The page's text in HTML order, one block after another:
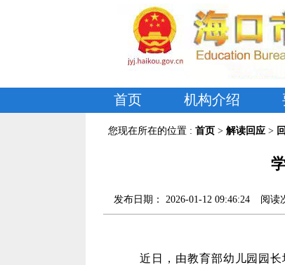
首页 机构介绍
您现在所在的位置 : 首页 > 解读回应 >
发布日期： 2026-01-12 09:46:24 阅读
近日，由教育部幼儿园园